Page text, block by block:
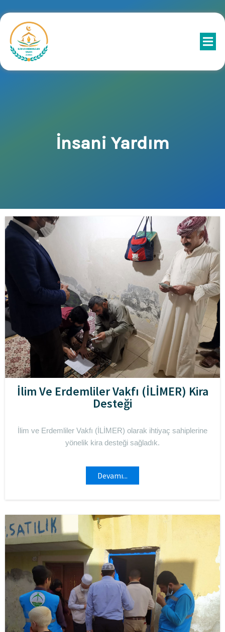
İnsani Yardım
İlim Ve Erdemliler Vakfı (İLİMER) Kira
Desteği
İlim ve Erdemliler Vakfı (İLİMER) olarak ihtiyaç sahiplerine
yönelik kira desteği sağladık.
Devamı...